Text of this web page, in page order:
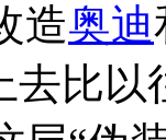
造奥迪
去比